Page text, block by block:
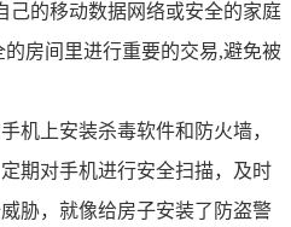
己的移动数据网络或安全的家庭
房间里进行重要的交易,避免被
机上安装杀毒软件和防火墙，
期对手机进行安全扫描，及时
胁，就像给房子安装了防盗警